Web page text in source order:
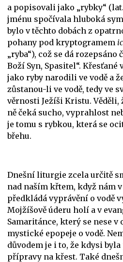
a popisovali jako „rybky“ (lat.
jménu spočívala hluboká
bylo v těchto dobách z
pohany pod kryptogramem
„ryba“), což se dá rozepsáno
Boží Syn, Spasitel“. Křesťané
jako ryby narodili ve vodě a
zůstanou-li ve vodě, tedy ve
věrnosti Ježíši Kristu. Věděli,
ně čeká sucho, vyprahlost
je tomu s rybkou, která se
břehu.
Dnešní liturgie zcela určitě
nad naším křtem, když nám
předkládá vyprávění o vodě
Mojžíšově úderu holí a v
Samaritánce, který se nese v
mystické epopeje o vodě.
důvodem je i to, že kdysi
přípravy na křest. Také